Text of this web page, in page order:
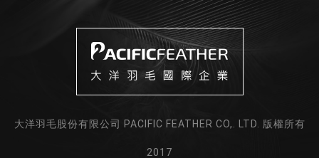
大洋羽毛股份有限公司 PACIFIC FEATHER CO,. LTD. 版權所有
2017